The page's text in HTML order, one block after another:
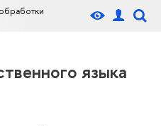
языка